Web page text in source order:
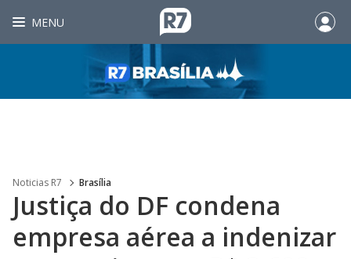
MENU
Noticias R7 Brasília
Justiça do DF condena
empresa aérea a indenizar